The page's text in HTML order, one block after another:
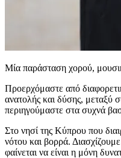
Μία παράσταση χορού,
Προερχόμαστε από
ανατολής και δύσης, μεταξύ
περιηγούμαστε στα συχνά
Στο νησί της Κύπρου που
νότου και βορρά.
φαίνεται να είναι η μόνη